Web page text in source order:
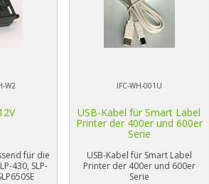
W2
für die
430, SLP-
IFC-WH-001U
USB-Kabel für Smart Label
Printer der 400er und 600er
Serie
USB-Kabel für Smart Label
Printer der 400er und 600er
Serie